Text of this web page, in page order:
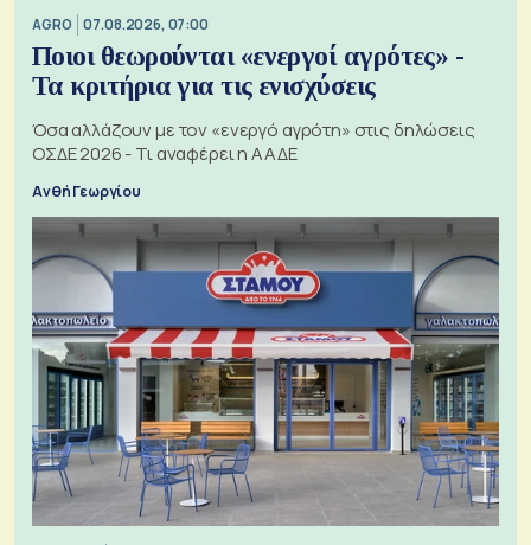
AGRO 07.08.2026, 07:00
Ποιοι θεωρούνται «ενεργοί αγρότες» -
Τα κριτήρια για τις ενισχύσεις
Όσα αλλάζουν με τον «ενεργό αγρότη» στις δηλώσεις
ΟΣΔΕ 2026 - Τι αναφέρει η ΑΑΔΕ
Ανθή Γεωργίου